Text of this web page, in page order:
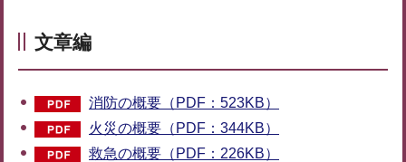
文章編
消防の概要（PDF：523KB）
火災の概要（PDF：344KB）
救急の概要（PDF：226KB）